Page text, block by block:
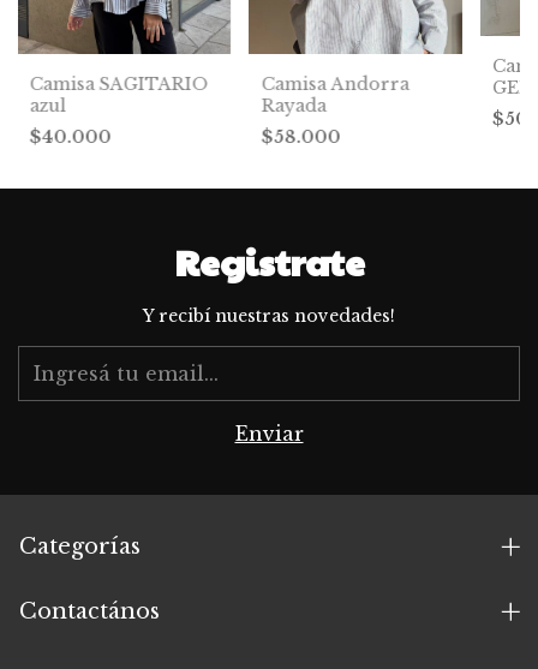
Camisa SAGITARIO
azul
$40.000
Camisa Andorra
Rayada
$58.000
Registrate
Y recibí nuestras novedades!
Categorías
Contactános